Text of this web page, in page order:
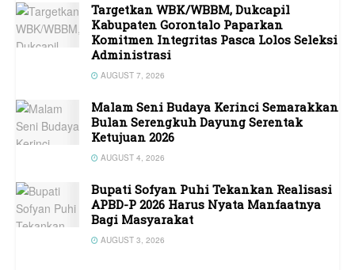
Targetkan WBK/WBBM, Dukcapil
Kabupaten Gorontalo Paparkan
Komitmen Integritas Pasca Lolos Seleksi
Administrasi
AUGUST 7, 2026
Malam Seni Budaya Kerinci Semarakkan
Bulan Serengkuh Dayung Serentak
Ketujuan 2026
AUGUST 4, 2026
Bupati Sofyan Puhi Tekankan Realisasi
APBD-P 2026 Harus Nyata Manfaatnya
Bagi Masyarakat
AUGUST 3, 2026